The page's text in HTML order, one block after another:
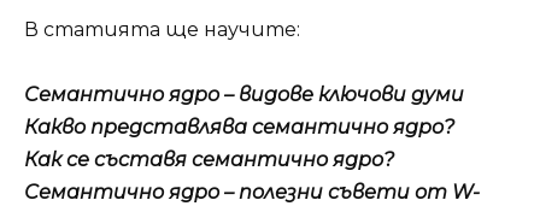
В статията ще научите:
Семантично ядро – видове ключови думи
Какво представлява семантично ядро?
Как се съставя семантично ядро?
Семантично ядро – полезни съвети от W-